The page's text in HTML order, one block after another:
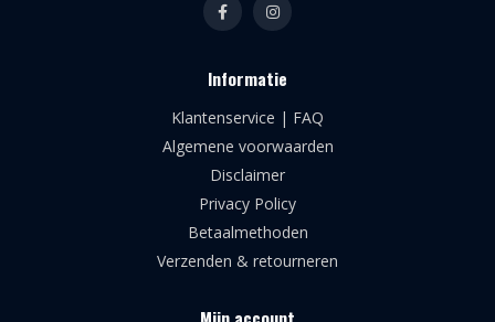
Informatie
Klantenservice | FAQ
Algemene voorwaarden
Disclaimer
Privacy Policy
Betaalmethoden
Verzenden & retourneren